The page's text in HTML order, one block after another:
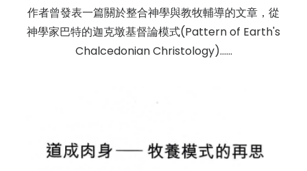
作者曾發表一篇關於整合神學與教牧輔導的文章，從
神學家巴特的迦克墩基督論模式(Pattern of Earth's
Chalcedonian Christology)……